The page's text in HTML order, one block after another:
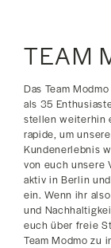
TEAM
Das Team
als 35
stellen weiterhin
rapide, um
Kundenerlebnis
von euch unsere
aktiv in Berlin
ein. Wenn ihr
und
euch über freie
Team Modmo zu